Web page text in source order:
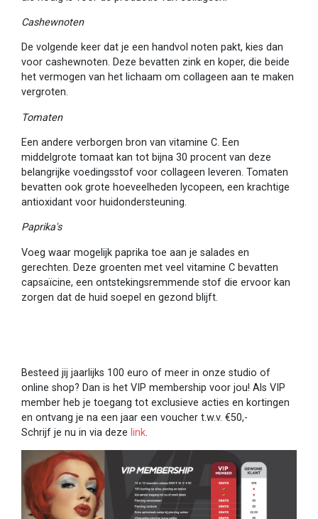
Cashewnoten
De volgende keer dat je een handvol noten pakt, kies dan
voor cashewnoten. Deze bevatten zink en koper, die beide
het vermogen van het lichaam om collageen aan te maken
vergroten.
Tomaten
Een andere verborgen bron van vitamine C. Een
middelgrote tomaat kan tot bijna 30 procent van deze
belangrijke voedingsstof voor collageen leveren. Tomaten
bevatten ook grote hoeveelheden lycopeen, een krachtige
antioxidant voor huidondersteuning.
Paprika's
Voeg waar mogelijk paprika toe aan je salades en
gerechten. Deze groenten met veel vitamine C bevatten
capsaïcine, een ontstekingsremmende stof die ervoor kan
zorgen dat de huid soepel en gezond blijft.
Besteed jij jaarlijks 100 euro of meer in onze studio of
online shop? Dan is het VIP membership voor jou! Als VIP
member heb je toegang tot exclusieve acties en kortingen
en ontvang je na een jaar een voucher t.w.v. €50,-
Schrijf je nu in via deze link.